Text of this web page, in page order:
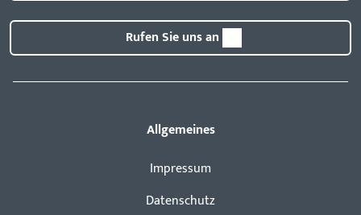
Rufen Sie uns an
Allgemeines
Impressum
Datenschutz